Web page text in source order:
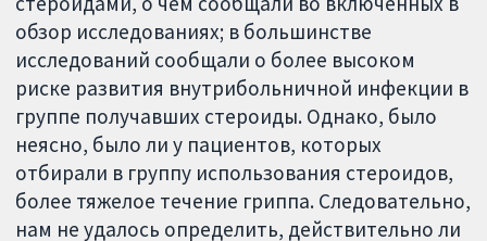
обзор исследованиях; в большинстве
исследований сообщали о более высоком
риске развития внутрибольничной инфекции в
группе получавших стероиды. Однако, было
неясно, было ли у пациентов, которых
отбирали в группу использования стероидов,
более тяжелое течение гриппа. Следовательно,
нам не удалось определить, действительно ли